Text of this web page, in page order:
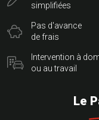
simplifiées
Pas d'avance
de frais
Intervention à
ou au travail
Le